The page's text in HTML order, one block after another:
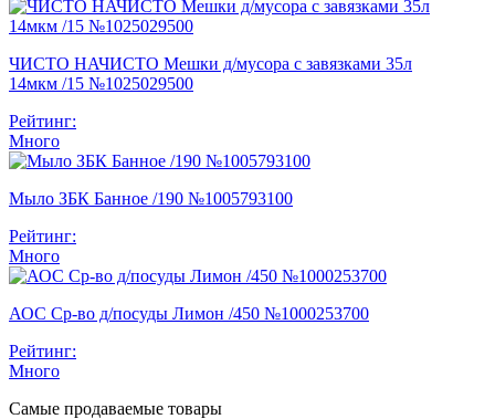
ЧИСТО НАЧИСТО Мешки д/мусора с завязками 35л
14мкм /15 №1025029500
Рейтинг:
Много
Мыло ЗБК Банное /190 №1005793100
Рейтинг:
Много
АОС Ср-во д/посуды Лимон /450 №1000253700
Рейтинг:
Много
Самые продаваемые товары